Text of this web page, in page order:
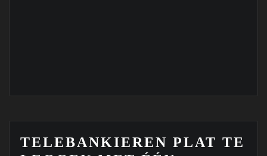
DENIAL OF
SERVICE VIA